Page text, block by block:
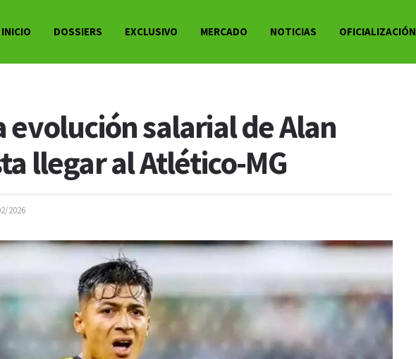
INICIO DOSSIERS EXCLUSIVO MERCADO NOTICIAS OFICIALIZACIÓN
evolución salarial de Alan
llegar al Atlético-MG
2026